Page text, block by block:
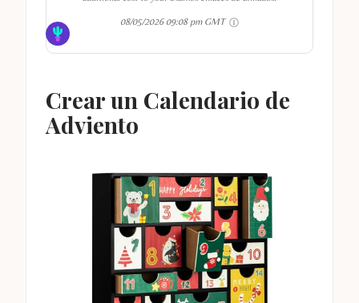
08/05/2026 09:08 pm GMT
Crear un Calendario de
Adviento